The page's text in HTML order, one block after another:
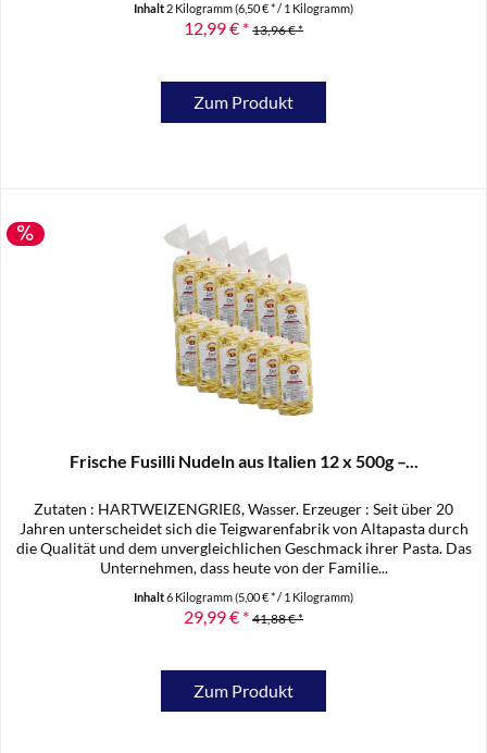
Inhalt 2 Kilogramm(6,50 € * / 1 Kilogramm)
12,99 € * 13,96 € *
Zum Produkt
Frische Fusilli Nudeln aus Italien 12 x 500g –...
Zutaten : HARTWEIZENGRIEß, Wasser. Erzeuger : Seit über 20
Jahren unterscheidet sich die Teigwarenfabrik von Altapasta durch
die Qualität und dem unvergleichlichen Geschmack ihrer Pasta. Das
Unternehmen, dass heute von der Familie...
Inhalt6 Kilogramm(5,00 € * / 1 Kilogramm)
29,99 € * 41,88 € *
Zum Produkt